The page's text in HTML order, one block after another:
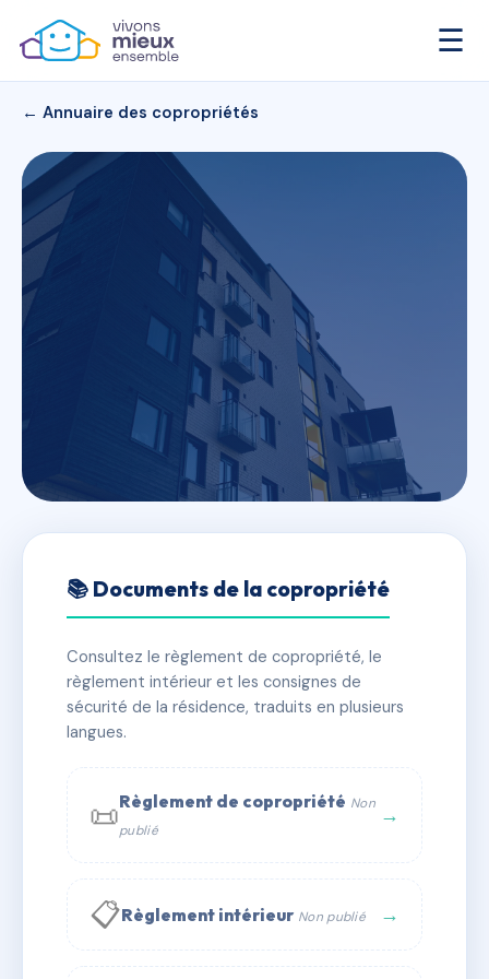
☰
← Annuaire des copropriétés
HEURE BLEUE A
✓ Immatriculée 🏠 66 lots 🏗 2 bâtiment(s)
📞 Contacter Syndic Digital
📚 Documents de la copropriété
Consultez le règlement de copropriété, le
règlement intérieur et les consignes de
sécurité de la résidence, traduits en plusieurs
langues.
📜Règlement de copropriété Non
publié
→
📋Règlement intérieur Non publié →